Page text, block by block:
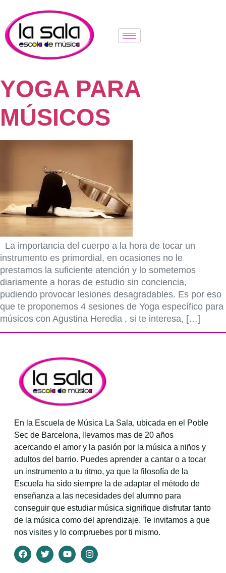
YOGA PARA
MÚSICOS
La importancia del cuerpo a la hora de tocar un
instrumento es primordial, en ocasiones no le
prestamos la suficiente atención y lo sometemos
diariamente a horas de estudio sin conciencia,
pudiendo provocar lesiones desagradables. Es por eso
que te proponemos 4 sesiones de Yoga específico para
músicos con Agustina Heredia , si te interesa, […]
En la Escuela de Música La Sala, ubicada en el Poble
Sec de Barcelona, llevamos mas de 20 años
acercando el amor y la pasión por la música a niños y
adultos del barrio. Puedes aprender a cantar o a tocar
un instrumento a tu ritmo, ya que la filosofía de la
Escuela ha sido siempre la de adaptar el método de
enseñanza a las necesidades del alumno para
conseguir que estudiar música signifique disfrutar tanto
de la música como del aprendizaje. Te invitamos a que
nos visites y lo compruebes por ti mismo.